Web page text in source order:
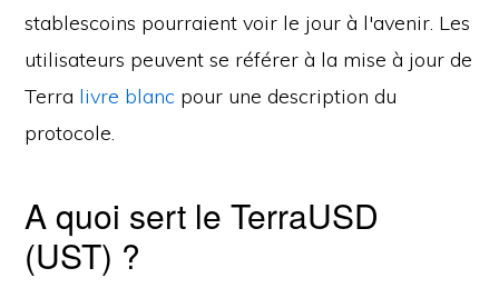
stablescoins pourraient voir le jour à l'avenir. Les
utilisateurs peuvent se référer à la mise à jour de
Terra livre blanc pour une description du
protocole.
A quoi sert le TerraUSD
(UST) ?